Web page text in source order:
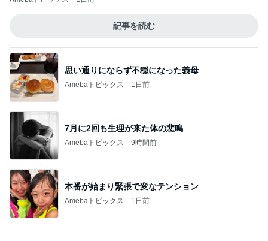
Amebaトピックス 9時間前
本番が始まり緊張で変なテンション
Amebaトピックス 1日前
渡辺美奈代 家族に作ったお弁当
Amebaトピックス 1日前